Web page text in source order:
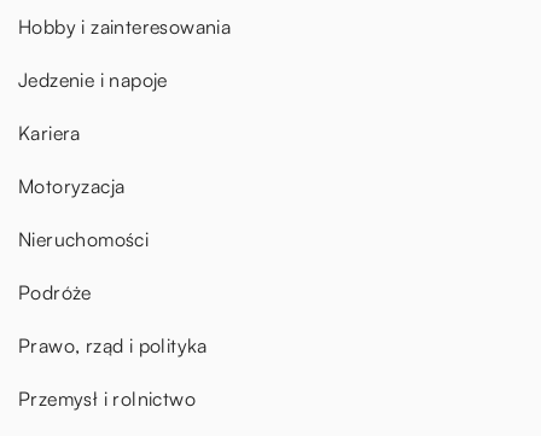
Hobby i zainteresowania
Jedzenie i napoje
Kariera
Motoryzacja
Nieruchomości
Podróże
Prawo, rząd i polityka
Przemysł i rolnictwo